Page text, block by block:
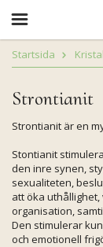
Startsida
Strontianit
Strontianit är en
Stontianit
den inre synen,
sexualiteten,
att öka
organisation,
Den stimulerar
och emotionell